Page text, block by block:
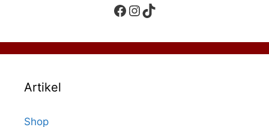
Facebook
Instagram
TikTok
Artikel
Shop